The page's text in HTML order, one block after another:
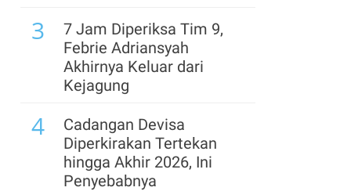
3
7 Jam Diperiksa Tim 9,
Febrie Adriansyah
Akhirnya Keluar dari
Kejagung
4
Cadangan Devisa
Diperkirakan Tertekan
hingga Akhir 2026, Ini
Penyebabnya